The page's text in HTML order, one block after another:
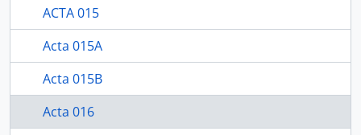
ACTA 015
Acta 015A
Acta 015B
Acta 016